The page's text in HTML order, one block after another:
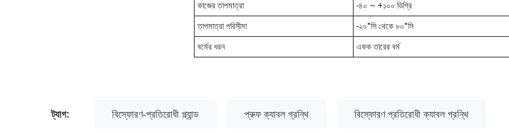
কাজের তাপমাত্রা -৪০ ~ +১০০ ডিগ্রি
তাপমাত্রা পরিসীমা -২০°সি থেকে ৮০°সি
বর্মের ধরন একক তারের বর্ম
ট্যাগ: বিস্ফোরণ-প্রতিরোধী গ্ল্যান্ড প্রুফ ক্যাবল গ্রন্থি বিস্ফোরণ প্রতিরোধী ক্যাবল গ্রন্থি